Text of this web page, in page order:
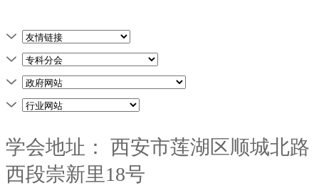
学会地址：
西安市莲湖区顺城北路
西段崇新里18号